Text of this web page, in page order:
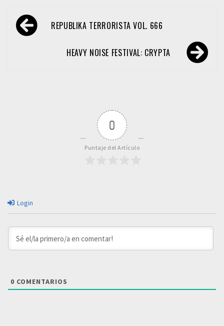
Navegación
de REPUBLIKA TERRORISTA VOL. 666
HEAVY NOISE FESTIVAL: CRYPTA
0
Puntaje del Artículo
Login
0 COMENTARIOS